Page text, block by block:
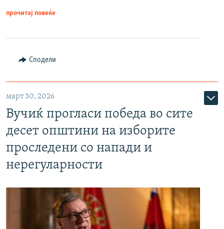
прочитај повеќе
Сподели
март 30, 2026
Вучиќ прогласи победа во сите
десет општини на изборите
проследени со напади и
нерегуларности